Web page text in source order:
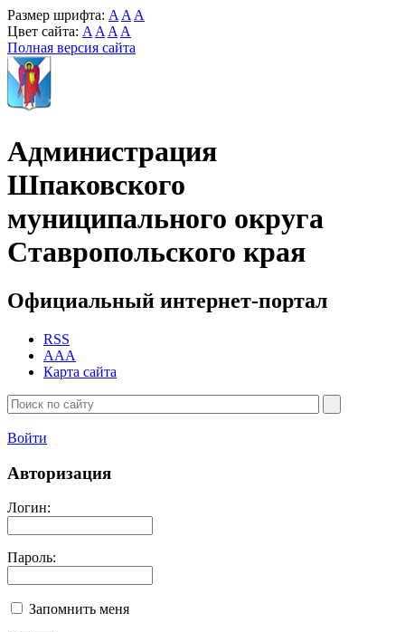
Размер шрифта: A A A
Цвет сайта: A A A A
Полная версия сайта
Администрация
Шпаковского
муниципального округа
Ставропольского края
Официальный интернет-портал
RSS
AAA
Карта сайта
Войти
Авторизация
Логин:
Пароль:
Запомнить меня